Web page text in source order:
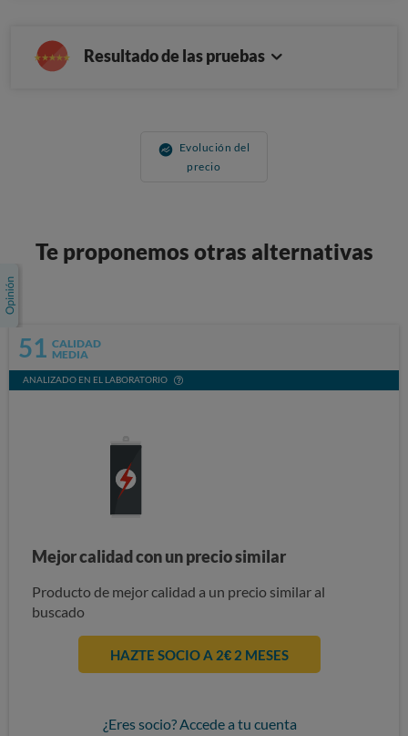
Resultado de las pruebas
Evolución del
precio
Te proponemos otras alternativas
51 CALIDAD
MEDIA
ANALIZADO EN EL LABORATORIO
Mejor calidad con un precio similar
Producto de mejor calidad a un precio similar al
buscado
HAZTE SOCIO A 2€ 2 MESES
¿Eres socio? Accede a tu cuenta